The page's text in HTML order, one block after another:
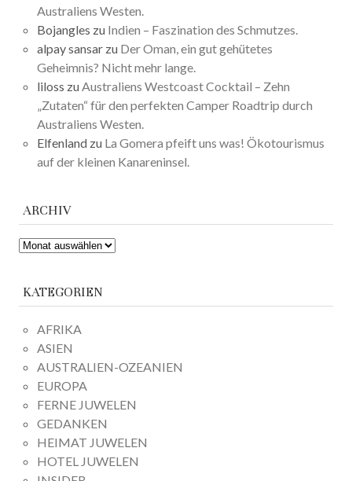
Australiens Westen.
Bojangles zu Indien – Faszination des Schmutzes.
alpay sansar zu Der Oman, ein gut gehütetes
Geheimnis? Nicht mehr lange.
liloss zuAustraliens Westcoast Cocktail – Zehn
„Zutaten“ für den perfekten Camper Roadtrip durch
Australiens Westen.
Elfenland zu La Gomera pfeift uns was! Ökotourismus
auf der kleinen Kanareninsel.
ARCHIV
ARCHIV
KATEGORIEN
AFRIKA
ASIEN
AUSTRALIEN-OZEANIEN
EUROPA
FERNE JUWELEN
GEDANKEN
HEIMAT JUWELEN
HOTEL JUWELEN